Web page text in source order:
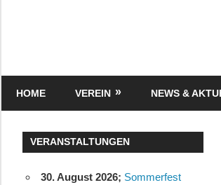
Eisenbach
HOME VEREIN NEWS &
VERANSTALTUNGEN
30. August 2026; Sommerfest